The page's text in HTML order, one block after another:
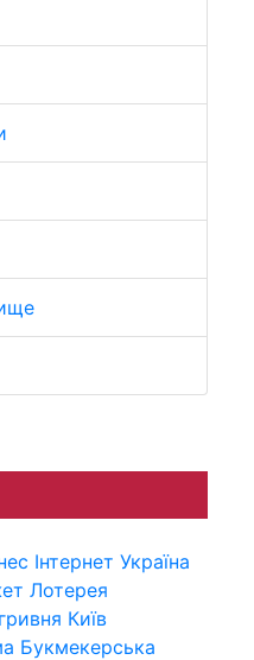
Інтернет Україна
Лотерея
Київ
Букмекерська